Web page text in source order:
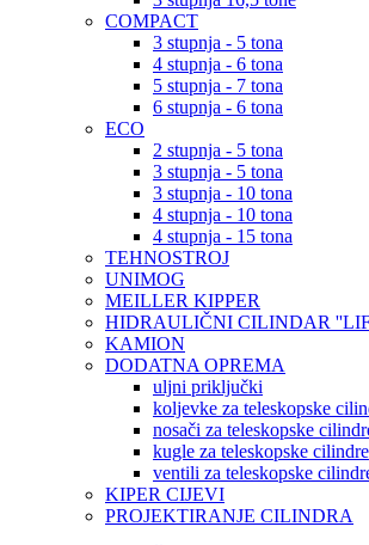
COMPACT
3 stupnja - 5 tona
4 stupnja - 6 tona
5 stupnja - 7 tona
6 stupnja - 6 tona
ECO
2 stupnja - 5 tona
3 stupnja - 5 tona
3 stupnja - 10 tona
4 stupnja - 10 tona
4 stupnja - 15 tona
TEHNOSTROJ
UNIMOG
MEILLER KIPPER
HIDRAULIČNI CILINDAR
KAMION
DODATNA OPREMA
uljni priključki
koljevke za teleskopske
nosači za teleskopske
kugle za teleskopske cilindre
ventili za teleskopske
KIPER CIJEVI
PROJEKTIRANJE CILINDRA